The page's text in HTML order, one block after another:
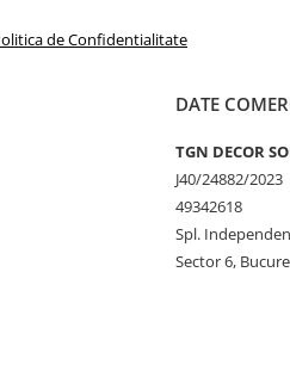
de Confidentialitate
DATE
TGN DECOR
J40/24882/2023
49342618
Spl.
Sector 6,